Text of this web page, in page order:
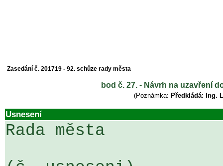
Zasedání č. 201719 - 92. schůze rady města
bod č. 27. - Návrh na uzavření
(Poznámka: Předkládá: Ing.
Usnesení
Rada města